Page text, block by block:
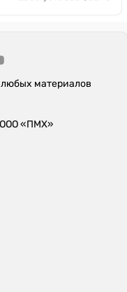
материалов
«ПМХ»